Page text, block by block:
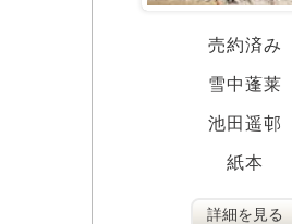
売約済み
雪中蓬莱
池田遥邨
紙本
詳細を見る